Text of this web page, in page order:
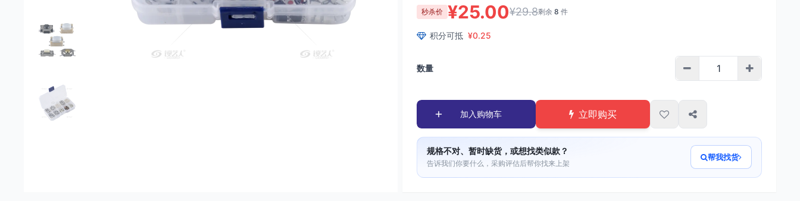
秒杀价 ¥25.00¥29.8剩余 8 件
积分可抵 ¥0.25
数量
加入购物车 立即购买
规格不对、暂时缺货，或想找类似款？
告诉我们你要什么，采购评估后帮你找来上架
帮我找货